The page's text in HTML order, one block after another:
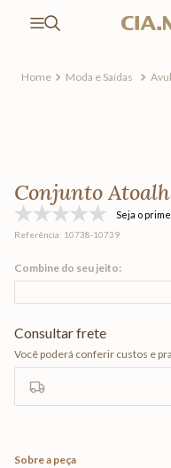
Moda e Saídas
Conjunto
Seja o
Referência: 10738-10739
Sobre a peça